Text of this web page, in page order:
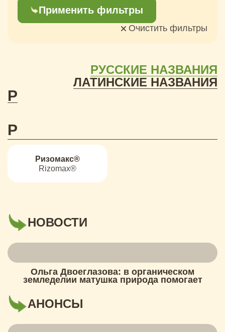
Применить фильтры
Очистить фильтры
Р
РУССКИЕ НАЗВАНИЯ
ЛАТИНСКИЕ НАЗВАНИЯ
Р
Ризомакс®
Rizomax®
НОВОСТИ
Ольга Двоеглазова: в органическом
земледелии матушка природа помогает
АНОНСЫ